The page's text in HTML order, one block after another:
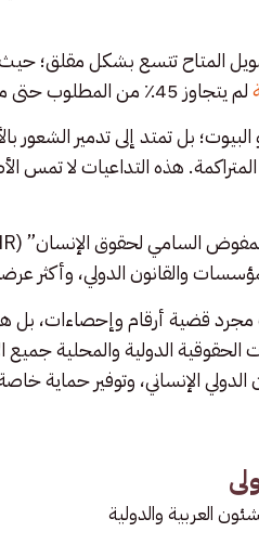
لم يتجاوز 45٪ من المطلوب حتى منتصف العام.
البيوت؛ بل تمتد إلى تدمير الشعور
هذه التداعيات لا تمس
والقانون الدولي، وأكثر
مجرد قضية أرقام وإحصاءات، بل
الحقوقية الدولية والمحلية
الدولي الإنساني، وتوفير حماية
العربية والدولية